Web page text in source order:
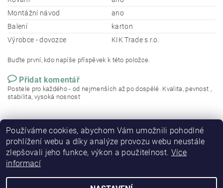
Montážní návod
ano
Balení
karton
Výrobce - dovozce
KIK Trade s.r.o.
Buďte první, kdo napíše příspěvek k této položce.
Přidat komentář
Postele pro každého - od nejmenších až po dospělé. Kvalita, pevnost ,
stabilita, vysoká nosnost
Používáme cookies, abychom Vám umožnili pohodlné
prohlížení webu a díky analýze provozu webu neustále
zlepšovali jeho funkce, výkon a použitelnost. Více
informací